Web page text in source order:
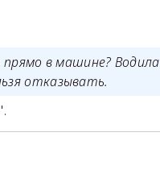
в машине? Водила
отказывать.